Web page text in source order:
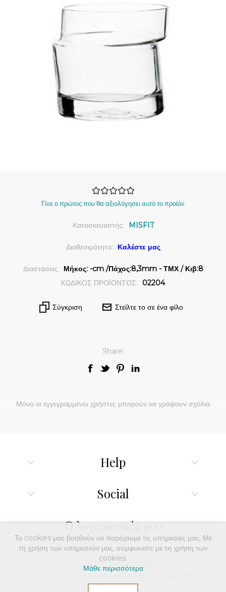
Γίνε ο πρώτος που θα αξιολόγησει αυτό το προϊόν
Κατασκευαστής: MISFIT
Διαθεσιμότητα: Καλέστε μας
Διαστάσεις:
Μήκος: -cm /Πάχος:8,3mm - ΤΜΧ / Κιβ:8
ΚΩΔΙΚΟΣ ΠΡΟΪΟΝΤΟΣ:
02204
Σύγκριση Στείλτε το σε ένα φίλο
Share:
Μόνο οι εγγεγραμμένοι χρήστες μπορούν να γράψουν σχόλια
Help
Social
Ο λογαριασμός μου
Powered by nopCommerce
Τα cookies μας βοηθούν να παρέχουμε τις υπηρεσίες μας. Με
τη χρήση των υπηρεσιών μας, συμφωνείτε με τη χρήση των
cookies.
Μάθε περισσότερα